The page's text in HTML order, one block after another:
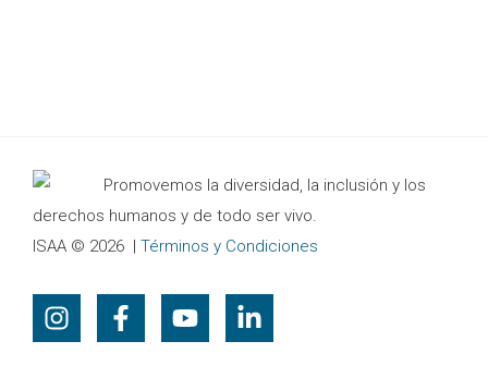
Promovemos la diversidad, la inclusión y los
derechos humanos y de todo ser vivo.
ISAA © 2026 | Términos y Condiciones